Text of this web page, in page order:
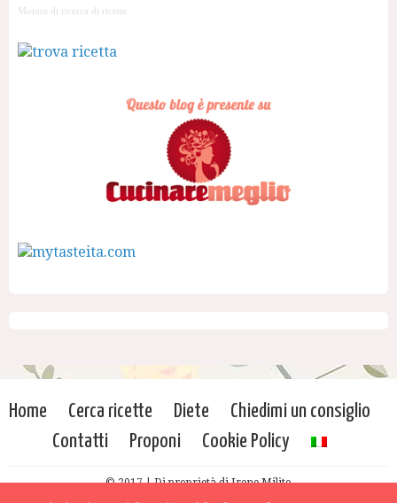
Motore di ricerca di ricette
Home Cerca ricette Diete
Chiedimi un consiglio
Contatti
Proponi Cookie Policy
© 2017 | Di proprietà di Irene Milito